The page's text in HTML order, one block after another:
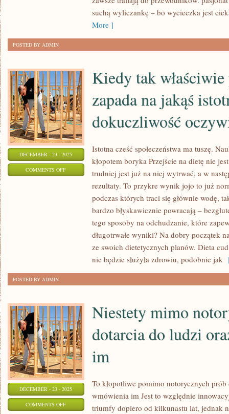
suchą wyliczankę – bo wycieczka jest
More ]
POSTED BY ADMIN
DECEMBER - 23 - 2025
COMMENTS OFFON
WŁAŚCIWIE
ISTOTNĄ
DOKUCZLIWOŚĆ
Kiedy tak
zapada na jakąś
dokuczliwość
Istotna cześć społeczeństwa ma tuszę.
kłopotem boryka Przejście na dietę nie
trudniej jest już na niej wytrwać, a w
rezultaty. To przykre wynik jojo to już
podczas których traci się głównie wodę,
bardzo błyskawicznie powracają –
tego sposoby na odchudzanie, które
długotrwałe wyniki? Na dobry początek
ze swoich dietetycznych planów. Dieta
nie będzie służyła zdrowiu, podobnie jak
POSTED BY ADMIN
DECEMBER - 23 - 2025
COMMENTS OFFON
Niestety mimo
dotarcia do ludzi
im
To kłopotliwe pomimo notorycznych
wmówienia im Jest to względnie
triumfy dopiero od kilkunastu lat, jednak